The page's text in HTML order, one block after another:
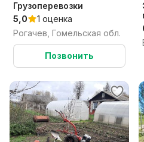
Грузоперевозки
5,0
1 оценка
Рогачев, Гомельская обл.
Позвонить